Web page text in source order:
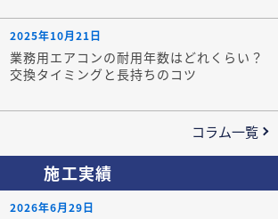
2025年10月21日
業務用エアコンの耐用年数はどれくらい？
交換タイミングと長持ちのコツ
コラム一覧
施工実績
2026年6月29日